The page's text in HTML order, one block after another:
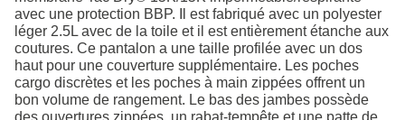
avec une protection BBP. Il est fabriqué avec un polyester
léger 2.5L avec de la toile et il est entièrement étanche aux
coutures. Ce pantalon a une taille profilée avec un dos
haut pour une couverture supplémentaire. Les poches
cargo discrètes et les poches à main zippées offrent un
bon volume de rangement. Le bas des jambes possède
des ouvertures zippées, un rabat-tempête et une patte de